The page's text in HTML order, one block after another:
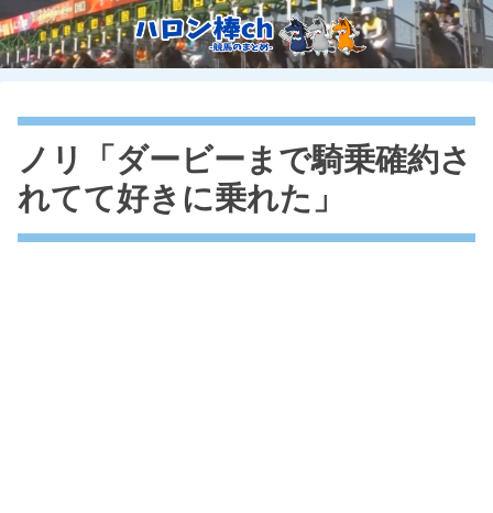
ノリ「ダービーまで騎乗確約さ
れてて好きに乗れた」